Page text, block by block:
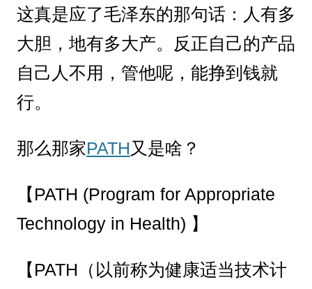
这真是应了毛泽东的那句话：人有多
大胆，地有多大产。反正自己的产品
自己人不用，管他呢，能挣到钱就
行。
那么那家PATH又是啥？
【PATH (Program for Appropriate
Technology in Health) 】
【PATH（以前称为健康适当技术计